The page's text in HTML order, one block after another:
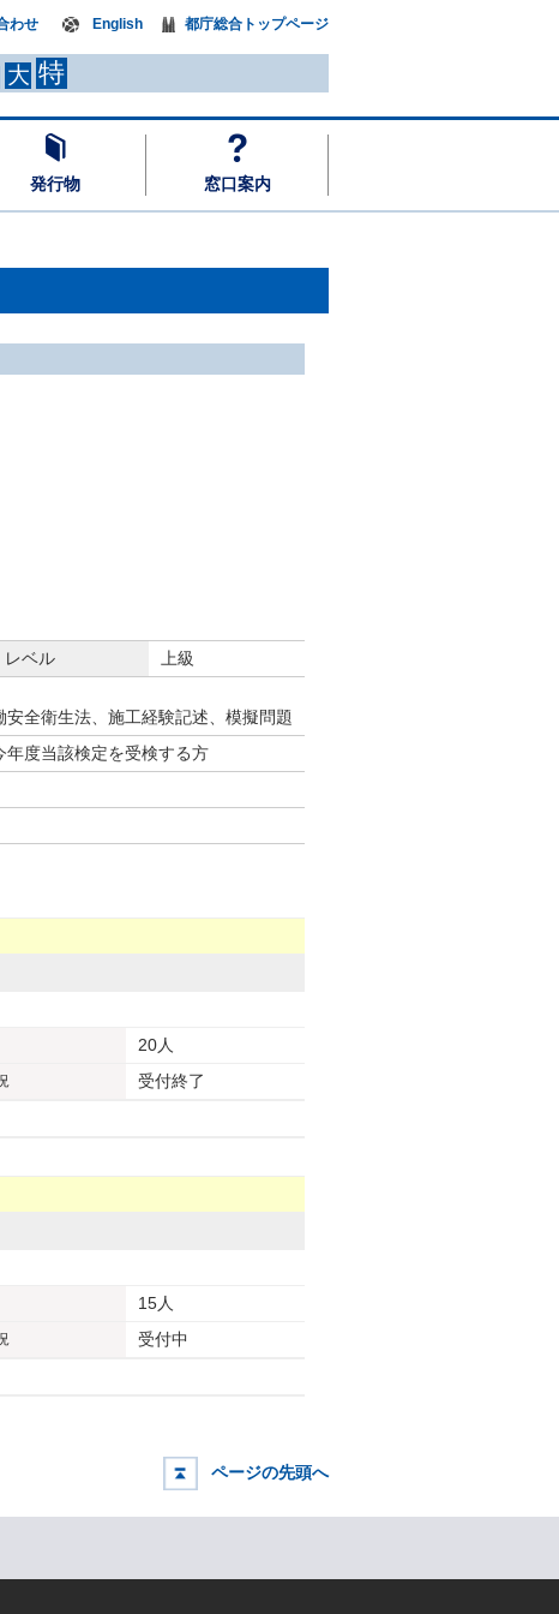
発行物 窓口案内
大 特
わせ English 都庁総合トップページ
レベル
上級
全衛生法、施工経験記述、模擬問題
度当該検定を受検する方
20人
受付終了
15人
受付中
ページの先頭へ